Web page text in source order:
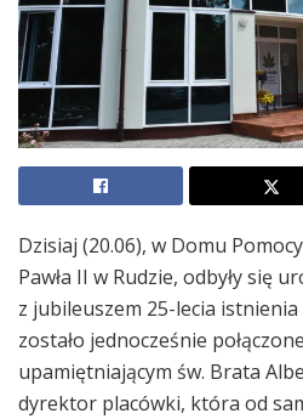
Dzisiaj (20.06), w Domu
Pawła II w Rudzie, odbyły się
z jubileuszem 25-lecia
zostało jednocześnie
upamiętniającym św. Brata
dyrektor placówki, która od